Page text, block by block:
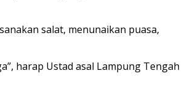
salat, menunaikan puasa,
harap Ustad asal Lampung Tengah